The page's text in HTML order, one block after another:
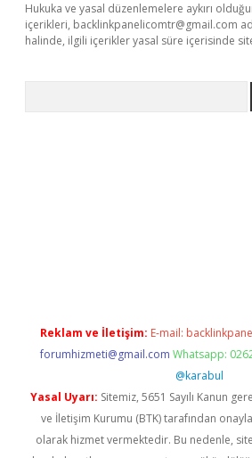
Hukuka ve yasal düzenlemelere aykırı
içerikleri, backlinkpanelicomtr@gmail.com
halinde, ilgili içerikler yasal süre içerisinde
Reklam ve İletişim: E-mail:
forumhizmeti@gmail.com Whatsapp:
@karabul
Yasal Uyarı: Sitemiz, 5651 Sayılı Kanun
ve İletişim Kurumu (BTK) tarafından
olarak hizmet vermektedir. Bu nedenle,